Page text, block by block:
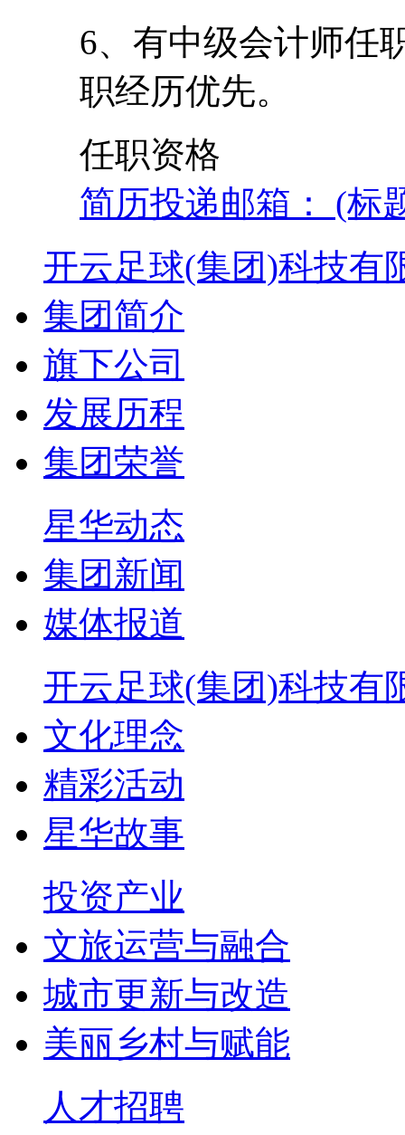
6、有中级会计师任
职经历优先。
任职资格
简历投递邮箱： (标
开云足球(集团)科技有
集团简介
旗下公司
发展历程
集团荣誉
星华动态
集团新闻
媒体报道
开云足球(集团)科技有
文化理念
精彩活动
星华故事
投资产业
文旅运营与融合
城市更新与改造
美丽乡村与赋能
人才招聘